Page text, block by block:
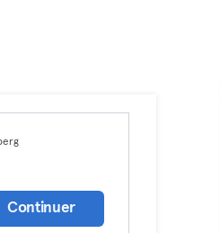
Continuer